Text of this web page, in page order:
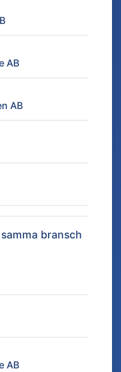
AB
AB
bransch
AB